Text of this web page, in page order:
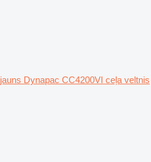
jauns Dynapac CC4200VI ceļa veltnis